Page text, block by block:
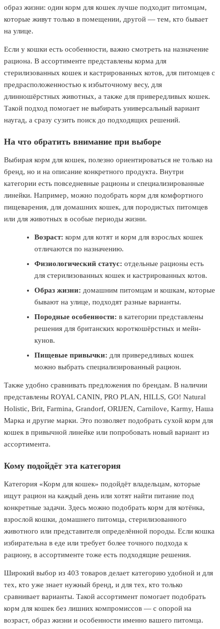
образ жизни: один корм для кошек лучше подходит питомцам,
которые живут только в помещении, другой — тем, кто бывает
на улице.
Если у кошки есть особенности, важно смотреть на назначение
рациона. В ассортименте представлены корма для
стерилизованных кошек и кастрированных котов, для питомцев с
предрасположенностью к избыточному весу, для
длинношёрстных животных, а также для привередливых кошек.
Такой подход помогает не выбирать универсальный вариант
наугад, а сразу сузить поиск до подходящих решений.
На что обратить внимание при выборе
Выбирая корм для кошек, полезно ориентироваться не только на
бренд, но и на описание конкретного продукта. Внутри
категории есть повседневные рационы и специализированные
линейки. Например, можно подобрать корм для комфортного
пищеварения, для домашних кошек, для породистых питомцев
или для животных в особые периоды жизни.
Возраст: корм для котят и корм для взрослых кошек
отличаются по назначению.
Физиологический статус: отдельные рационы есть
для стерилизованных кошек и кастрированных котов.
Образ жизни: домашним питомцам и кошкам, которые
бывают на улице, подходят разные варианты.
Породные особенности: в категории представлены
решения для британских короткошёрстных и мейн-
кунов.
Пищевые привычки: для привередливых кошек
можно выбрать специализированный рацион.
Также удобно сравнивать предложения по брендам. В наличии
представлены ROYAL CANIN, PRO PLAN, HILLS, GO! Natural
Holistic, Brit, Farmina, Grandorf, ORIJEN, Carnilove, Karmy, Наша
Марка и другие марки. Это позволяет подобрать сухой корм для
кошек в привычной линейке или попробовать новый вариант из
ассортимента.
Кому подойдёт эта категория
Категория «Корм для кошек» подойдёт владельцам, которые
ищут рацион на каждый день или хотят найти питание под
конкретные задачи. Здесь можно подобрать корм для котёнка,
взрослой кошки, домашнего питомца, стерилизованного
животного или представителя определённой породы. Если кошка
избирательна в еде или требует более точного подхода к
рациону, в ассортименте тоже есть подходящие решения.
Широкий выбор из 403 товаров делает категорию удобной и для
тех, кто уже знает нужный бренд, и для тех, кто только
сравнивает варианты. Такой ассортимент помогает подобрать
корм для кошек без лишних компромиссов — с опорой на
возраст, образ жизни и особенности именно вашего питомца.